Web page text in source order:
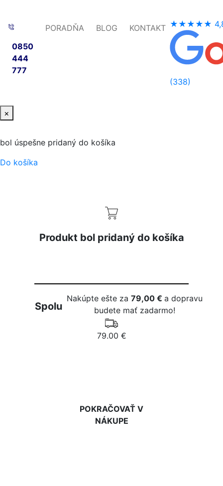
0850
444
777
PORADŇA BLOG KONTAKT ★★★★★
(338)
×
bol úspešne pridaný do košíka
Do košíka
Produkt bol pridaný do košíka
Spolu
Nakúpte ešte za79,00 €a dopravu
budete mať zadarmo!
79.00 €
POKRAČOVAŤ V
NÁKUPE